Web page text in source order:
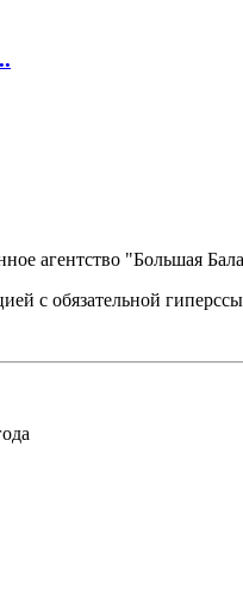
агентство "Большая
с обязательной